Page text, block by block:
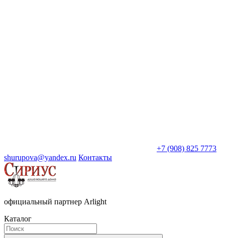
+7 (908) 825 7773
shurupova@yandex.ru Контакты
официальный партнер Arlight
Каталог